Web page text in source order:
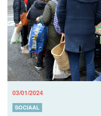
03/01/2024
SOCIAAL